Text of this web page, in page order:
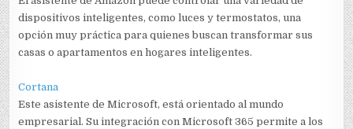
dispositivos inteligentes, como luces y termostatos, una
opción muy práctica para quienes buscan transformar sus
casas o apartamentos en hogares inteligentes.
Cortana
Este asistente de Microsoft, está orientado al mundo
empresarial. Su integración con Microsoft 365 permite a los